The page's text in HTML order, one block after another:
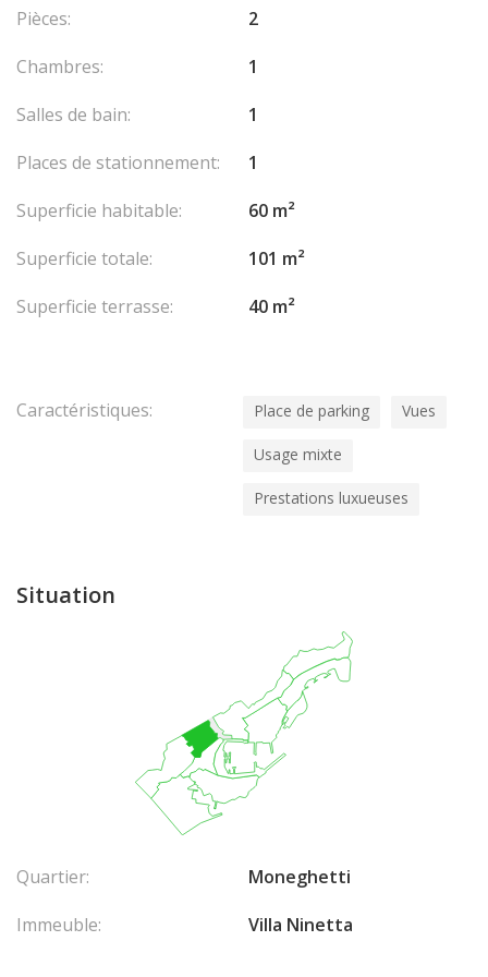
chaque détail.
Pièces:
2
Chambres:
1
Salles de bain:
1
Places de stationnement:
1
Superficie habitable:
60 m²
Superficie totale:
101 m²
Superficie terrasse:
40 m²
Caractéristiques: Place de parking Vues
Usage mixte
Prestations luxueuses
Situation
Quartier:
Moneghetti
Immeuble:
Villa Ninetta